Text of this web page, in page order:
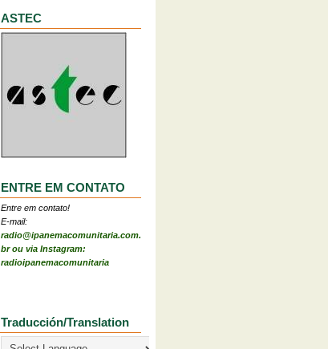
ASTEC
ENTRE EM CONTATO
Entre em contato!
E-mail:
radio@ipanemacomunitaria.com.
br ou via Instagram:
radioipanemacomunitaria
Traducción/Translation